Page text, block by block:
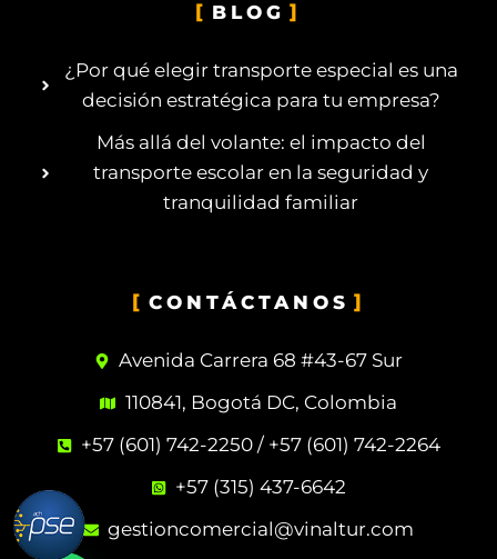
BLOG
¿Por qué elegir transporte especial es una
decisión estratégica para tu empresa?
Más allá del volante: el impacto del
transporte escolar en la seguridad y
tranquilidad familiar
CONTÁCTANOS
Avenida Carrera 68 #43-67 Sur
110841, Bogotá DC, Colombia
+57 (601) 742-2250 / +57 (601) 742-2264
+57 (315) 437-6642
gestioncomercial@vinaltur.com